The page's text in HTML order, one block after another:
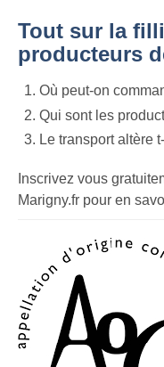
Tout sur la
producteurs
Où peut-on
Qui sont les
Le transport altère
Inscrivez vous
Marigny.fr pour en